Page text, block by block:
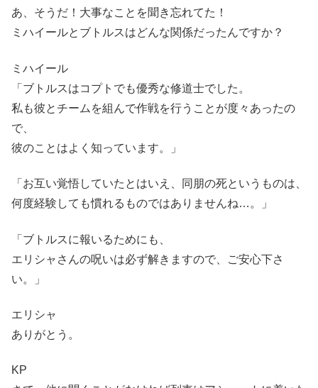
あ、そうだ！大事なことを聞き忘れてた！
ミハイールとブトルスはどんな関係だったんですか？
ミハイール
「ブトルスはコプトでも優秀な修道士でした。
私も彼とチームを組んで作戦を行うことが度々あったの
で、
彼のことはよく知っています。」
「お互い覚悟していたとはいえ、同朋の死というものは、
何度経験しても慣れるものではありませんね…。」
「ブトルスに報いるためにも、
エリシャさんの呪いは必ず解きますので、ご安心下さ
い。」
エリシャ
ありがとう。
KP